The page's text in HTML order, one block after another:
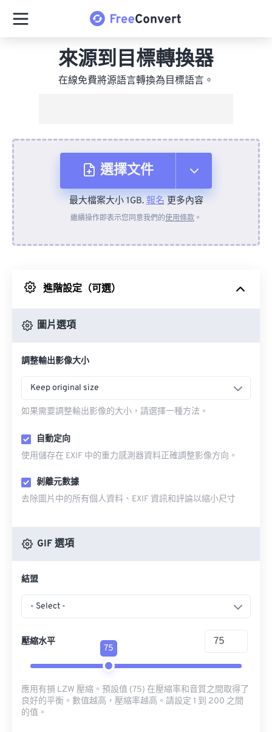
來源到目標轉換器
在線免費將源語言轉換為目標語言。
選擇文件
來自裝置
來自 Google 雲端硬碟
最大檔案大小 1GB.報名更多內容
繼續操作即表示您同意我們的使用條款 。
進階設定（可選）
圖片選項
調整輸出影像大小
Keep original size
如果需要調整輸出影像的大小，請選擇一種方法。
自動定向
使用儲存在 EXIF 中的重力感測器資料正確調整影像方向。
剝離元數據
去除圖片中的所有個人資料、EXIF 資訊和評論以縮小尺寸
GIF 選項
結盟
- Select -
壓縮水平
75
應用有損 LZW 壓縮。預設值 (75) 在壓縮率和音質之間取得了
良好的平衡。數值越高，壓縮率越高。請設定 1 到 200 之間
的值。